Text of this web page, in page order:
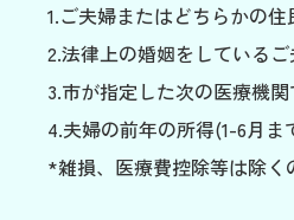
1.ご夫婦またはどちらかの
2.法律上の婚姻をしている
3.市が指定した次の医療機
4.夫婦の前年の所得(1-6月
*雑損、医療費控除等は除